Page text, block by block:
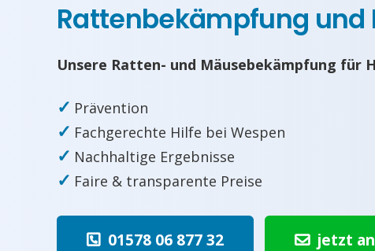
Rattenbekämpfung
Unsere Ratten- und Mäusebekämpfung für
✓ Prävention
✓ Fachgerechte Hilfe bei Wespen
✓ Nachhaltige Ergebnisse
✓ Faire & transparente Preise
01578 06 877 32 jetzt